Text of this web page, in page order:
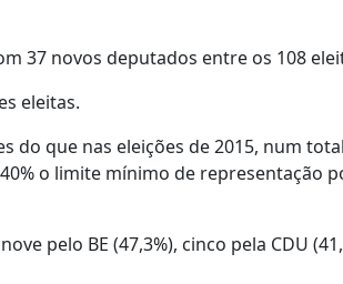
37 novos deputados entre os 108
eleitas.
que nas eleições de 2015, num
o limite mínimo de representação
pelo BE (47,3%), cinco pela CDU